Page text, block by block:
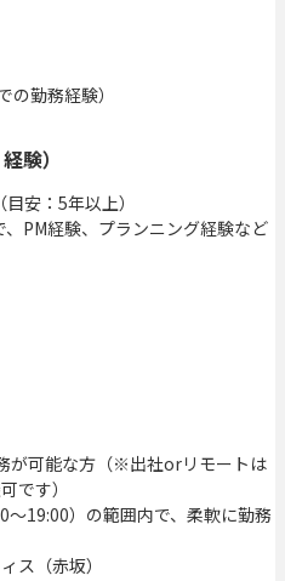
勤務経験）
験）
安：5年以上）
PM経験、プランニング経験など
が可能な方（※出社orリモートは
です）
〜19:00）の範囲内で、柔軟に勤務
ス（赤坂）